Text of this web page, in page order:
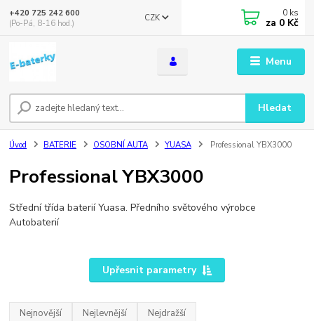
Menu
CZK
Hledat
+420 725 242 600
(Po-Pá, 8-16 hod.)
0 ks
za 0 Kč
Úvod BATERIE OSOBNÍ AUTA YUASA Professional YBX3000
Professional YBX3000
Střední třída baterií Yuasa. Předního světového výrobce
Autobaterií
Upřesnit parametry
Nejnovější Nejlevnější Nejdražší